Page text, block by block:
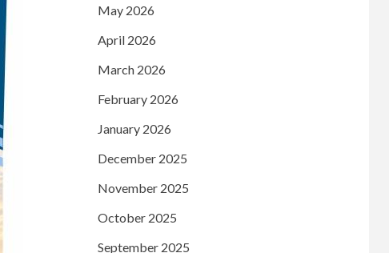
May 2026
April 2026
March 2026
February 2026
January 2026
December 2025
November 2025
October 2025
September 2025